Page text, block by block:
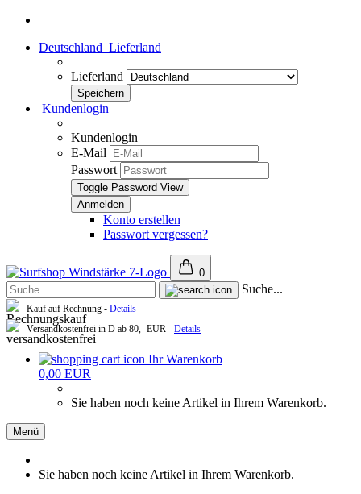
Deutschland Lieferland
Lieferland
Kundenlogin
Kundenlogin
E-Mail
Passwort
Toggle Password View
Konto erstellen
Passwort vergessen?
0
Suche...
Kauf auf Rechnung - Details
Versandkostenfrei in D ab 80,- EUR - Details
Ihr Warenkorb
0,00 EUR
Sie haben noch keine Artikel in Ihrem Warenkorb.
Menü
Sie haben noch keine Artikel in Ihrem Warenkorb.